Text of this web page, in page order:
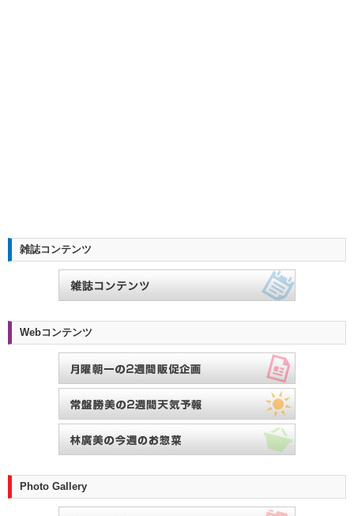
雑誌コンテンツ
Webコンテンツ
Photo Gallery